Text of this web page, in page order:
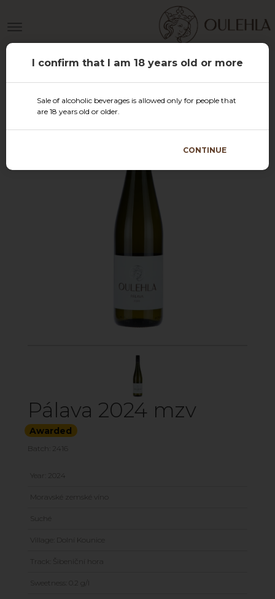
I confirm that I am 18 years old or more
Sale of alcoholic beverages is allowed only for people that
are 18 years old or older.
CONTINUE
Pálava 2024 mzv
Awarded
Batch: 2416
Year: 2024
Moravské zemské víno
Suché
Village: Dolní Kounice
Track: Šibeniční hora
Sweetness: 0.2 g/l